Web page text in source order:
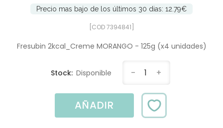
Precio mas bajo de los últimos 30 dias: 12.79€
[COD 7394841]
Fresubin 2kcal_Creme MORANGO - 125g (x4 unidades)
Stock: Disponible - 1 +
AÑADIR